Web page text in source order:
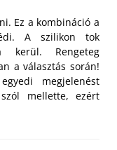
Ez a kombináció a
A szilikon tok
kerül. Rengeteg
a választás során!
megjelenést
mellette, ezért